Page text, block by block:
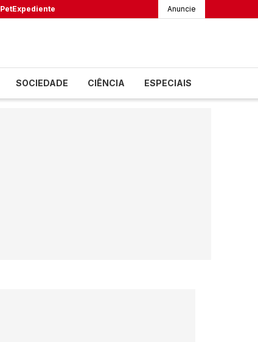
PetExpediente Anuncie
SOCIEDADE CIÊNCIA ESPECIAIS